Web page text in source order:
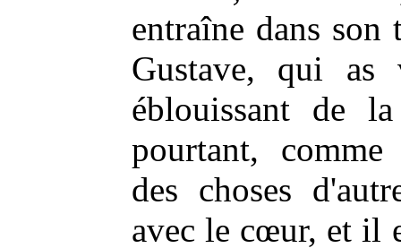
entraîne dans
Gustave, qui as
éblouissant de
pourtant,
des choses
avec le cœur, et il